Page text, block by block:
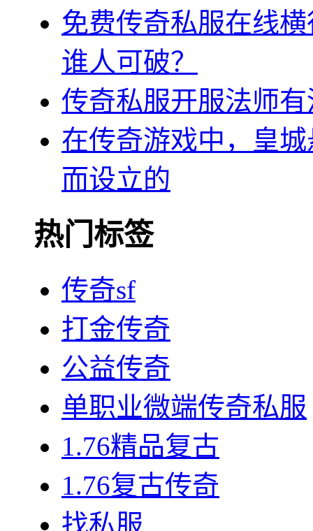
免费传奇私服在线
谁人可破？
传奇私服开服法师
在传奇游戏中，皇
而设立的
热门标签
传奇sf
打金传奇
公益传奇
单职业微端传奇私服
1.76精品复古
1.76复古传奇
找私服